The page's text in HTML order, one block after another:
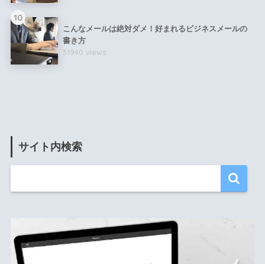
10
こんなメールは絶対ダメ！好まれるビジネスメールの
書き方
31940 views
サイト内検索